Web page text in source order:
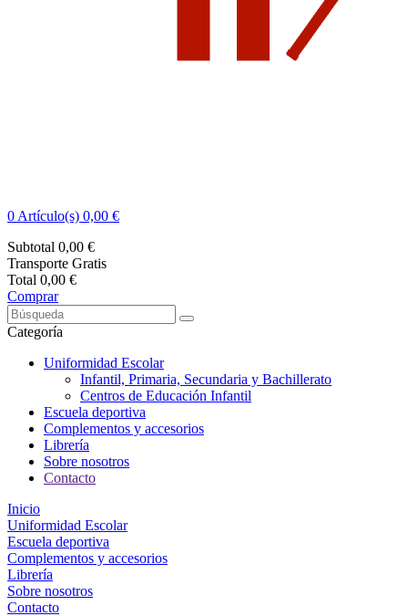
0 Artículo(s) 0,00 €
Subtotal 0,00 €
Transporte Gratis
Total 0,00 €
Comprar
Categoría
Uniformidad Escolar
Infantil, Primaria, Secundaria y Bachillerato
Centros de Educación Infantil
Escuela deportiva
Complementos y accesorios
Librería
Sobre nosotros
Contacto
Inicio
Uniformidad Escolar
Escuela deportiva
Complementos y accesorios
Librería
Sobre nosotros
Contacto